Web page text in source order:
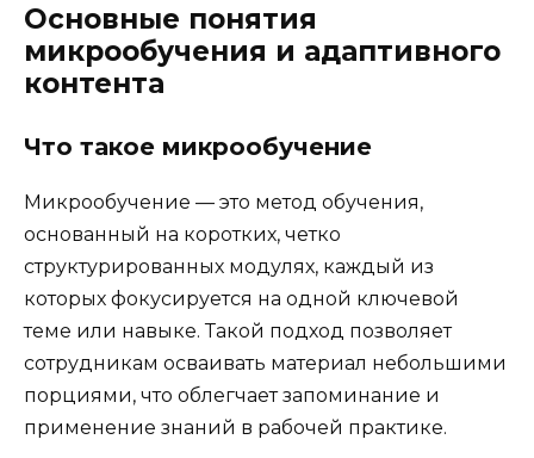
Основные понятия
микрообучения и адаптивного
контента
Что такое микрообучение
Микрообучение — это метод обучения,
основанный на коротких, четко
структурированных модулях, каждый из
которых фокусируется на одной ключевой
теме или навыке. Такой подход позволяет
сотрудникам осваивать материал небольшими
порциями, что облегчает запоминание и
применение знаний в рабочей практике.